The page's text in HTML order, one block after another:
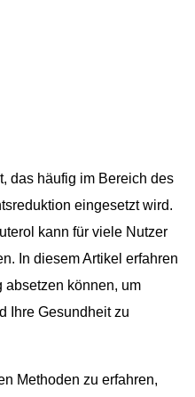
das häufig im Bereich des
eingesetzt wird.
kann für viele Nutzer
In diesem Artikel erfahren
können, um
Ihre Gesundheit zu
Methoden zu erfahren,